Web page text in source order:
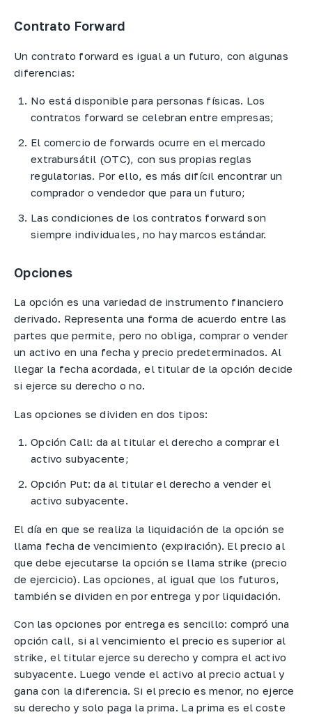
Contrato Forward
Un contrato forward es igual a un futuro, con algunas
diferencias:
No está disponible para personas físicas. Los
contratos forward se celebran entre empresas;
El comercio de forwards ocurre en el mercado
extrabursátil (OTC), con sus propias reglas
regulatorias. Por ello, es más difícil encontrar un
comprador o vendedor que para un futuro;
Las condiciones de los contratos forward son
siempre individuales, no hay marcos estándar.
Opciones
La opción es una variedad de instrumento financiero
derivado. Representa una forma de acuerdo entre las
partes que permite, pero no obliga, comprar o vender
un activo en una fecha y precio predeterminados. Al
llegar la fecha acordada, el titular de la opción decide
si ejerce su derecho o no.
Las opciones se dividen en dos tipos:
Opción Call: da al titular el derecho a comprar el
activo subyacente;
Opción Put: da al titular el derecho a vender el
activo subyacente.
El día en que se realiza la liquidación de la opción se
llama fecha de vencimiento (expiración). El precio al
que debe ejecutarse la opción se llama strike (precio
de ejercicio). Las opciones, al igual que los futuros,
también se dividen en por entrega y por liquidación.
Con las opciones por entrega es sencillo: compró una
opción call, si al vencimiento el precio es superior al
strike, el titular ejerce su derecho y compra el activo
subyacente. Luego vende el activo al precio actual y
gana con la diferencia. Si el precio es menor, no ejerce
su derecho y solo paga la prima. La prima es el coste